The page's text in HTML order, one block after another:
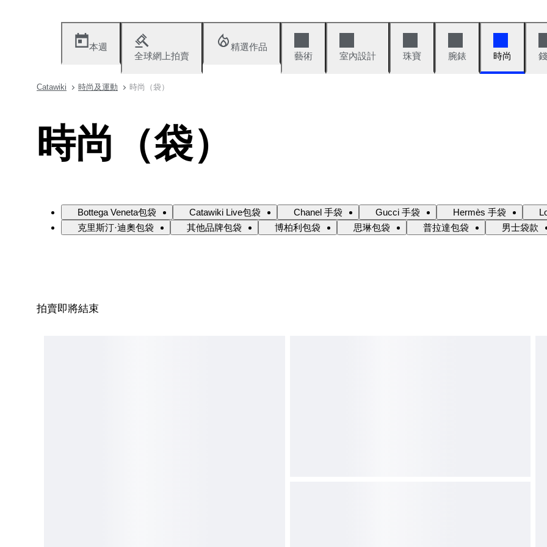
本週
全球網上拍賣
精選作品
藝術
室內設計 珠寶 腕錶 時尚
Catawiki 時尚及運動 時尚（袋）
時尚（袋）
Bottega Veneta包袋 Catawiki Live包袋 Chanel 手袋 Gucci 手袋 Hermès 手袋
克里斯汀·迪奧包袋
其他品牌包袋 博柏利包袋 思琳包袋 普拉達包袋 男士袋款
拍賣即將結束